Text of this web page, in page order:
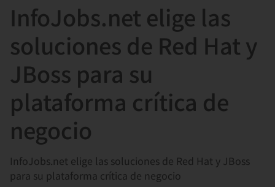
InfoJobs.net elige las
soluciones de Red Hat y
JBoss para su
plataforma crítica de
negocio
InfoJobs.net elige las soluciones de Red Hat y JBoss
para su plataforma crítica de negocio